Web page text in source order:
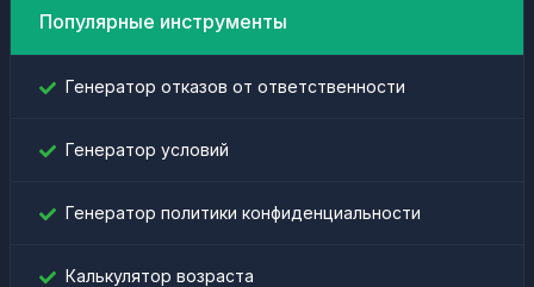
Популярные инструменты
Генератор отказов от ответственности
Генератор условий
Генератор политики конфиденциальности
Калькулятор возраста